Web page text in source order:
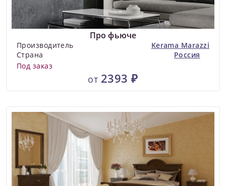
Про фьюче
Производитель
Kerama Marazzi
Страна
Россия
Под заказ
от 2393 ₽